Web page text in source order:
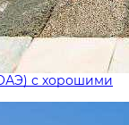
с хорошими